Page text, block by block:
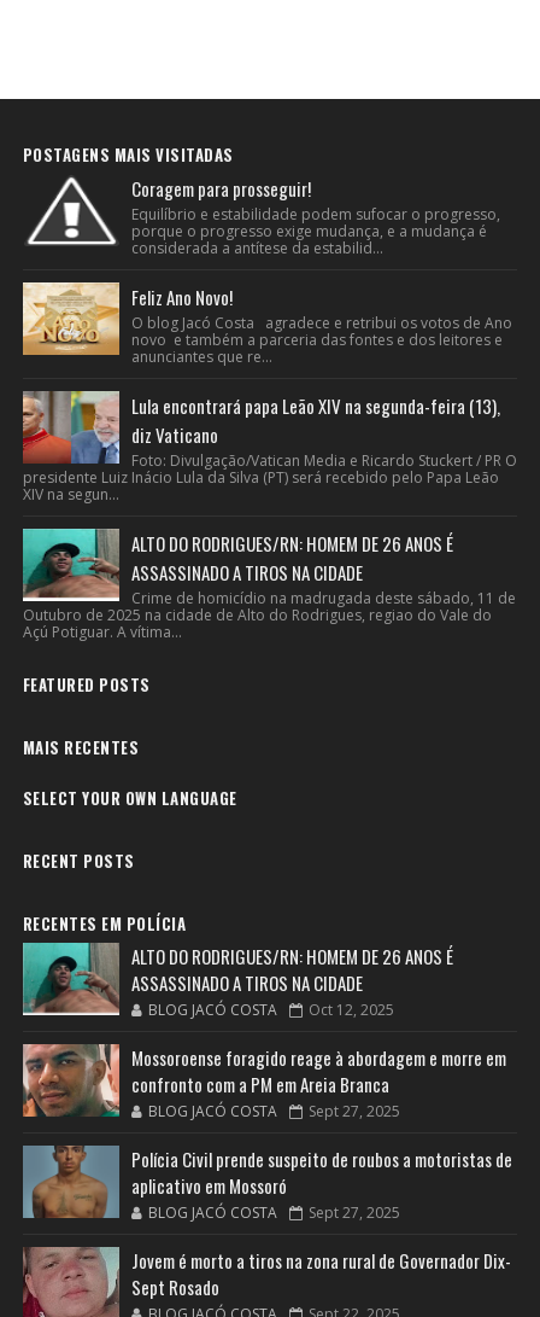
POSTAGENS MAIS VISITADAS
Coragem para prosseguir!
Equilíbrio e estabilidade podem sufocar o progresso,
porque o progresso exige mudança, e a mudança é
considerada a antítese da estabilid...
Feliz Ano Novo!
O blog Jacó Costa agradece e retribui os votos de Ano
novo e também a parceria das fontes e dos leitores e
anunciantes que re...
Lula encontrará papa Leão XIV na segunda-feira (13),
diz Vaticano
Foto: Divulgação/Vatican Media e Ricardo Stuckert / PR O
presidente Luiz Inácio Lula da Silva (PT) será recebido pelo Papa Leão
XIV na segun...
ALTO DO RODRIGUES/RN: HOMEM DE 26 ANOS É
ASSASSINADO A TIROS NA CIDADE
Crime de homicídio na madrugada deste sábado, 11 de
Outubro de 2025 na cidade de Alto do Rodrigues, regiao do Vale do
Açú Potiguar. A vítima...
FEATURED POSTS
MAIS RECENTES
SELECT YOUR OWN LANGUAGE
RECENT POSTS
RECENTES EM POLÍCIA
ALTO DO RODRIGUES/RN: HOMEM DE 26 ANOS É
ASSASSINADO A TIROS NA CIDADE
BLOG JACÓ COSTA Oct 12, 2025
Mossoroense foragido reage à abordagem e morre em
confronto com a PM em Areia Branca
BLOG JACÓ COSTA Sept 27, 2025
Polícia Civil prende suspeito de roubos a motoristas de
aplicativo em Mossoró
BLOG JACÓ COSTA Sept 27, 2025
Jovem é morto a tiros na zona rural de Governador Dix-
Sept Rosado